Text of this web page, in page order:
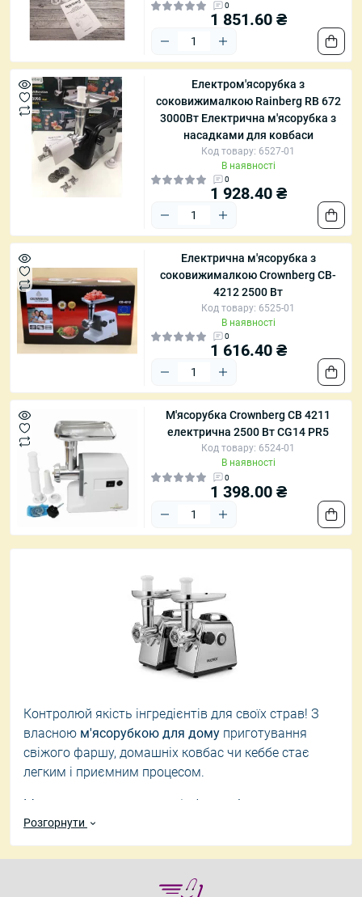
0
1 851.60 ₴
Електром'ясорубка з
соковижималкою Rainberg RB 672
3000Вт Електрична м'ясорубка з
насадками для ковбаси
Код товару: 6527-01
В наявності
0
1 928.40 ₴
Електрична м'ясорубка з
соковижималкою Crownberg CB-
4212 2500 Вт
Код товару: 6525-01
В наявності
0
1 616.40 ₴
М'ясорубка Crownberg CB 4211
електрична 2500 Вт CG14 PR5
Код товару: 6524-01
В наявності
0
1 398.00 ₴
Контролюй якість інгредієнтів для своїх страв! З
власною м'ясорубкою для дому приготування
свіжого фаршу, домашніх ковбас чи кеббе стає
легким і приємним процесом.
Ми пропонуємо практичні м'ясорубки
поєднують надійність та доступну ціну. Зроби
розумну покупку, обираючим'ясорубку за
вигідною ціною в Україні, і твійгаманецьвідчує
Розгорнути